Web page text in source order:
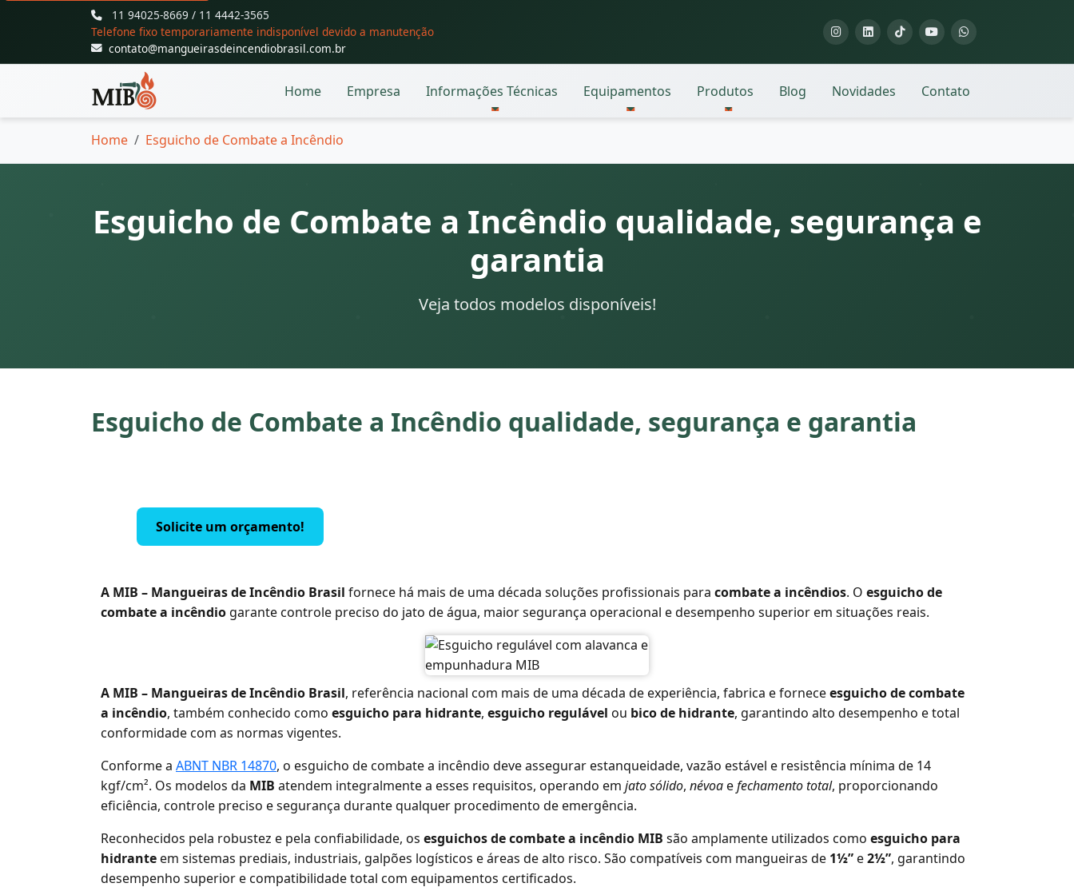
11 94025-8669 / 11 4442-3565
Telefone fixo temporariamente indisponível devido a manutenção
contato@mangueirasdeincendiobrasil.com.br
Home Empresa Informações Técnicas Equipamentos Produtos Blog Novidades Contato
Home Esguicho de Combate a Incêndio
Esguicho de Combate a Incêndio qualidade, segurança e
garantia
Veja todos modelos disponíveis!
Esguicho de Combate a Incêndio qualidade, segurança e garantia
Solicite um orçamento!
A MIB – Mangueiras de Incêndio Brasil fornece há mais de uma década soluções profissionais para combate a incêndios. O esguicho de
combate a incêndio garante controle preciso do jato de água, maior segurança operacional e desempenho superior em situações reais.
A MIB – Mangueiras de Incêndio Brasil, referência nacional com mais de uma década de experiência, fabrica e forneceesguicho de combate
a incêndio, também conhecido como esguicho para hidrante, esguicho regulável ou bico de hidrante, garantindo alto desempenho e total
conformidade com as normas vigentes.
Conforme a ABNT NBR 14870, o esguicho de combate a incêndio deve assegurar estanqueidade, vazão estável e resistência mínima de 14
kgf/cm². Os modelos da MIB atendem integralmente a esses requisitos, operando em jato sólido, névoaefechamento total, proporcionando
eficiência, controle preciso e segurança durante qualquer procedimento de emergência.
Reconhecidos pela robustez e pela confiabilidade, os esguichos de combate a incêndio MIB são amplamente utilizados como esguicho para
hidranteem sistemas prediais, industriais, galpões logísticos e áreas de alto risco. São compatíveis com mangueiras de 1½”e2½”, garantindo
desempenho superior e compatibilidade total com equipamentos certificados.